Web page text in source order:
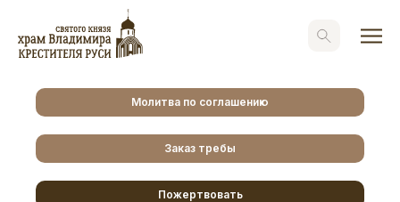
Молитва по соглашению
Заказ требы
Пожертвовать